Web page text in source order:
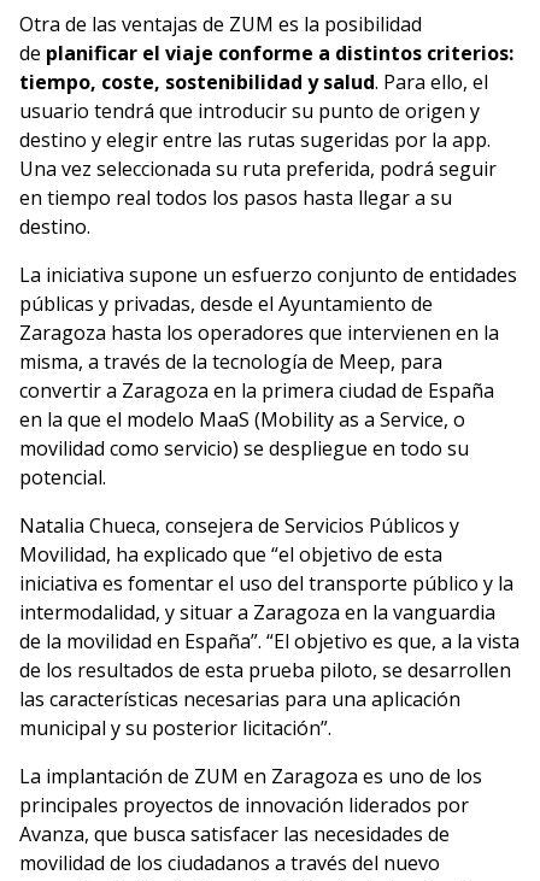
Otra de las ventajas de ZUM es la posibilidad
de planificar el viaje conforme a distintos criterios:
tiempo, coste, sostenibilidad y salud. Para ello, el
usuario tendrá que introducir su punto de origen y
destino y elegir entre las rutas sugeridas por la app.
Una vez seleccionada su ruta preferida, podrá seguir
en tiempo real todos los pasos hasta llegar a su
destino.
La iniciativa supone un esfuerzo conjunto de entidades
públicas y privadas, desde el Ayuntamiento de
Zaragoza hasta los operadores que intervienen en la
misma, a través de la tecnología de Meep, para
convertir a Zaragoza en la primera ciudad de España
en la que el modelo MaaS (Mobility as a Service, o
movilidad como servicio) se despliegue en todo su
potencial.
Natalia Chueca, consejera de Servicios Públicos y
Movilidad, ha explicado que “el objetivo de esta
iniciativa es fomentar el uso del transporte público y la
intermodalidad, y situar a Zaragoza en la vanguardia
de la movilidad en España”. “El objetivo es que, a la vista
de los resultados de esta prueba piloto, se desarrollen
las características necesarias para una aplicación
municipal y su posterior licitación”.
La implantación de ZUM en Zaragoza es uno de los
principales proyectos de innovación liderados por
Avanza, que busca satisfacer las necesidades de
movilidad de los ciudadanos a través del nuevo